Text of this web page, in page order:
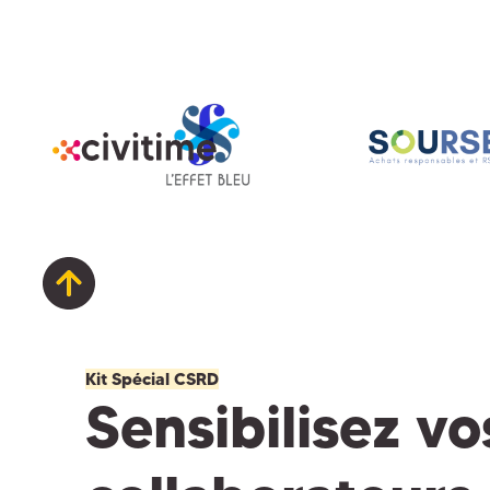
Kit Spécial CSRD
Sensibilisez